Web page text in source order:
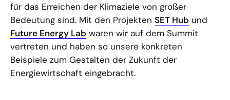
für das Erreichen der Klimaziele von großer
Bedeutung sind. Mit den Projekten SET Hub und
Future Energy Lab waren wir auf dem Summit
vertreten und haben so unsere konkreten
Beispiele zum Gestalten der Zukunft der
Energiewirtschaft eingebracht.